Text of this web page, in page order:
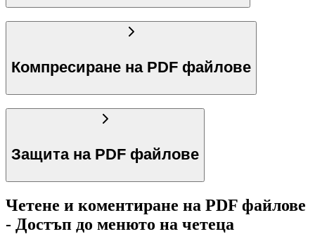
Компресиране на PDF файлове
Защита на PDF файлове
Четене и коментиране на PDF файлове
- Достъп до менюто на четеца